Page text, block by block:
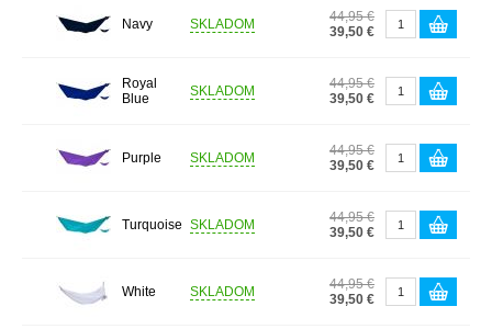
Navy SKLADOM
44,95 €
39,50 €
Royal
Blue
SKLADOM
44,95 €
39,50 €
Purple SKLADOM
44,95 €
39,50 €
Turquoise SKLADOM
44,95 €
39,50 €
White SKLADOM
44,95 €
39,50 €